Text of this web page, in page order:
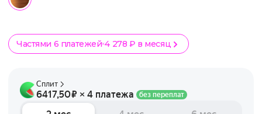
Частями 6 платежей 4 278 ₽ в месяц